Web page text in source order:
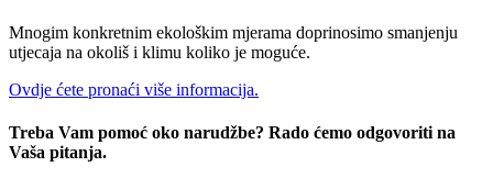
Mnogim konkretnim ekološkim mjerama doprinosimo smanjenju
utjecaja na okoliš i klimu koliko je moguće.
Ovdje ćete pronaći više informacija.
Treba Vam pomoć oko narudžbe? Rado ćemo odgovoriti na
Vaša pitanja.